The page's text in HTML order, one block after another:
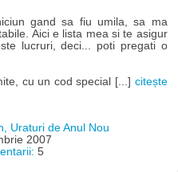
gand sa fiu umila, sa ma
Aici e lista mea si te asigur
lucruri, deci... poti pregati o
cu un cod special [...] citește
Uraturi de Anul Nou
2007
5